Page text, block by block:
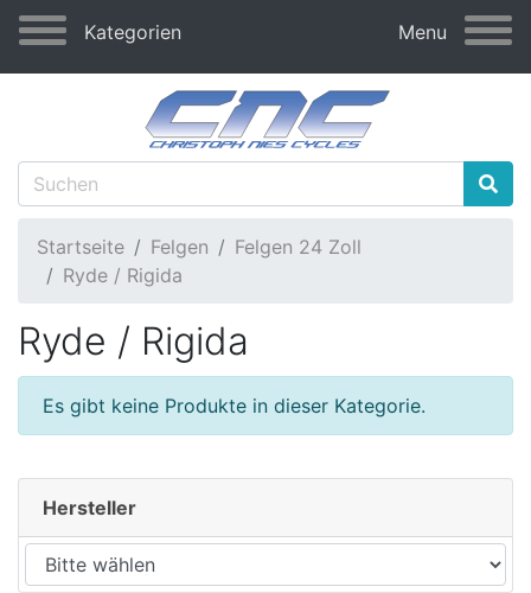
Kategorien Menu
Startseite Felgen
Felgen 24 Zoll
Ryde / Rigida
Ryde / Rigida
Es gibt keine Produkte in dieser Kategorie.
Hersteller